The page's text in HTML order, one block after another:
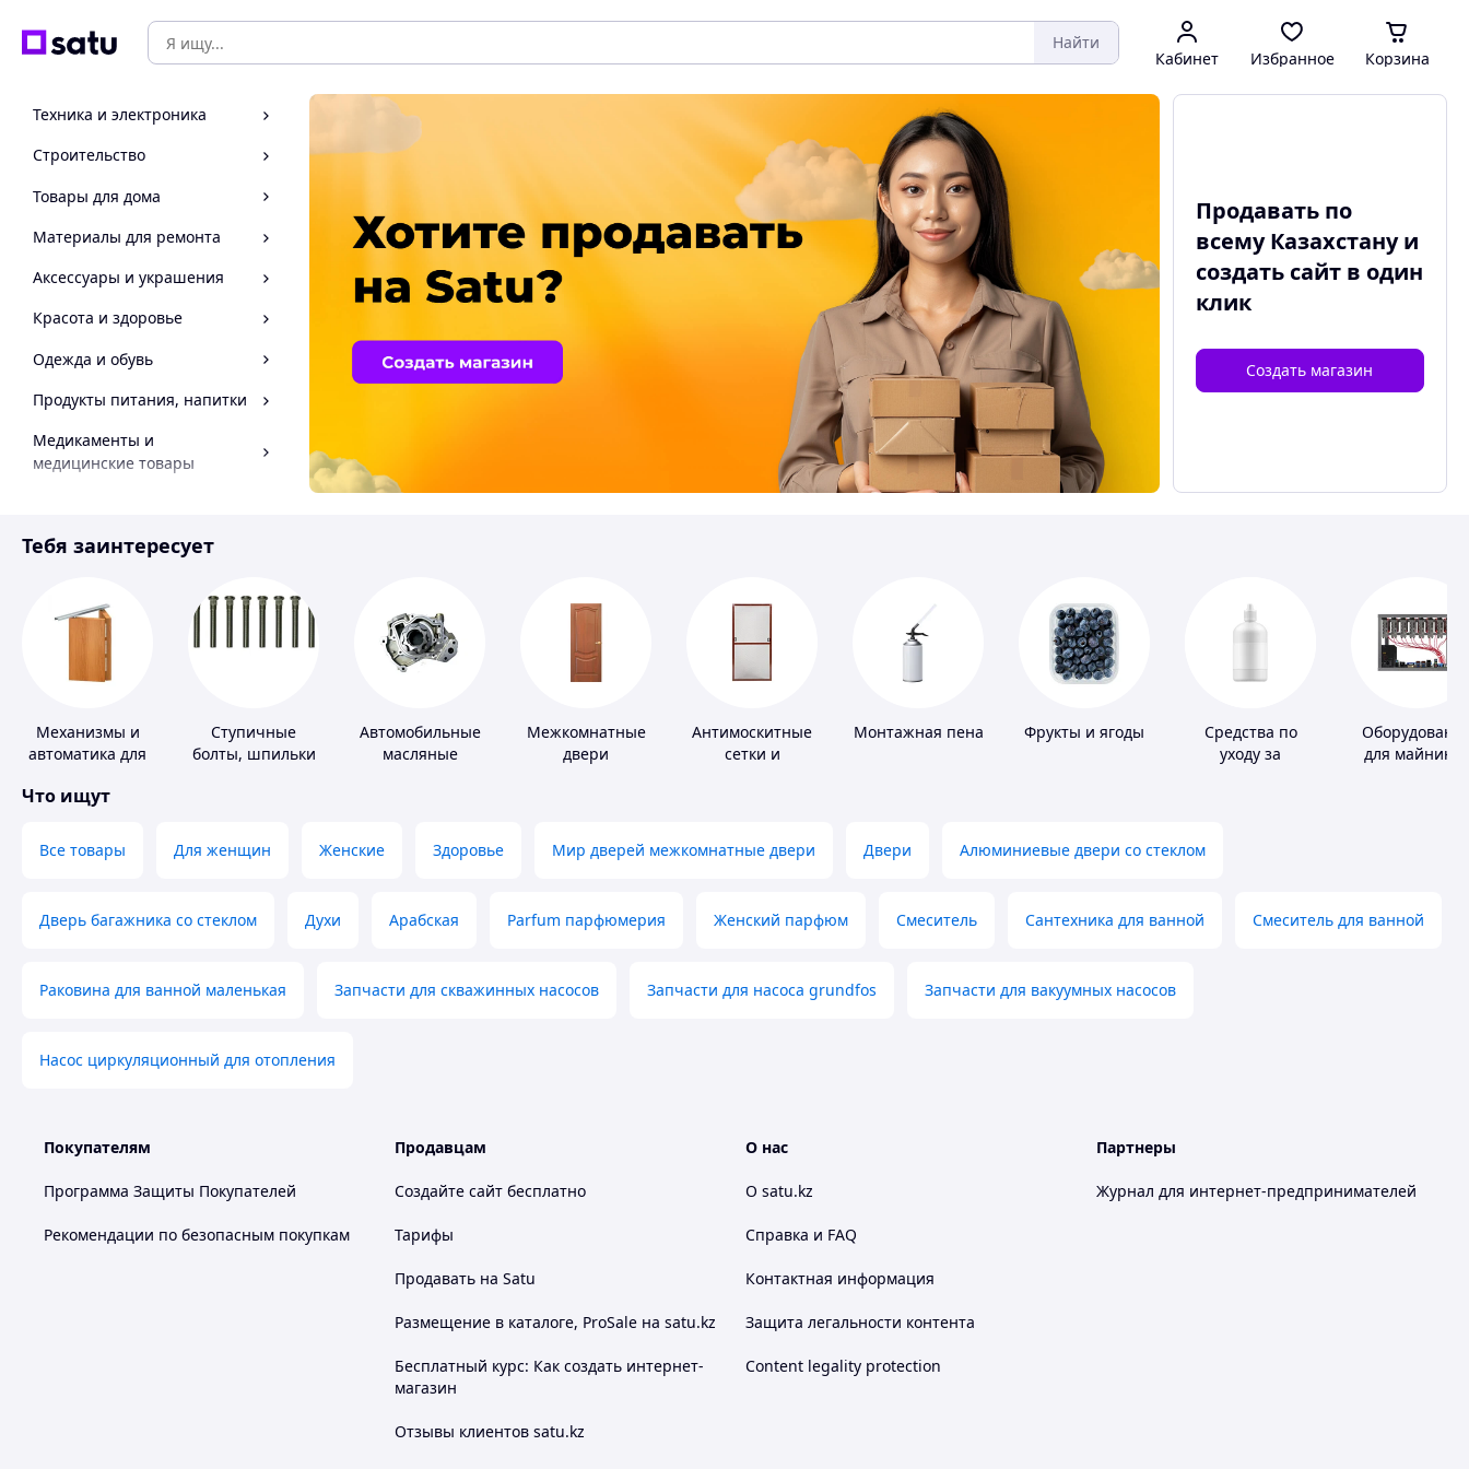
Найти
Кабинет Избранное Корзина
Техника и электроника
Строительство
Товары для дома
Материалы для ремонта
Аксессуары и украшения
Красота и здоровье
Одежда и обувь
Продукты питания, напитки
Медикаменты и
медицинские товары
Инструмент
Продавать по
всему Казахстану и
создать сайтв один
клик
Создать магазин
Тебя заинтересует
Механизмы и
автоматика для
Ступичные
болты, шпильки
Автомобильные
масляные
Межкомнатные
двери
Антимоскитные
сетки и
Монтажная пена Фрукты и ягоды
Средства по
уходу за
для майнинга
Что ищут
Все товары Для женщин Женские Здоровье Мир дверей межкомнатные двери Двери Алюминиевые двери со стеклом
Дверь багажника со стеклом Духи Арабская Parfum парфюмерия Женский парфюм Смеситель Сантехника для ванной Смеситель для ванной
Раковина для ванной маленькая Запчасти для скважинных насосов Запчасти для насоса grundfos Запчасти для вакуумных насосов
Насос циркуляционный для отопления
Покупателям
Программа Защиты Покупателей
Рекомендации по безопасным покупкам
Продавцам
Создайте сайт бесплатно
Тарифы
Продавать на Satu
Размещение в каталоге, ProSale на satu.kz
Бесплатный курс: Как создать интернет-
магазин
Отзывы клиентов satu.kz
О нас
О satu.kz
Справка и FAQ
Контактная информация
Защита легальности контента
Content legality protection
Партнеры
Журнал для интернет-предпринимателей